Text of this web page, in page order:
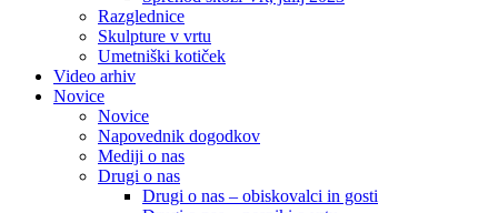
Razglednice
Skulpture v vrtu
Umetniški kotiček
Video arhiv
Novice
Novice
Napovednik dogodkov
Mediji o nas
Drugi o nas
Drugi o nas – obiskovalci in gosti